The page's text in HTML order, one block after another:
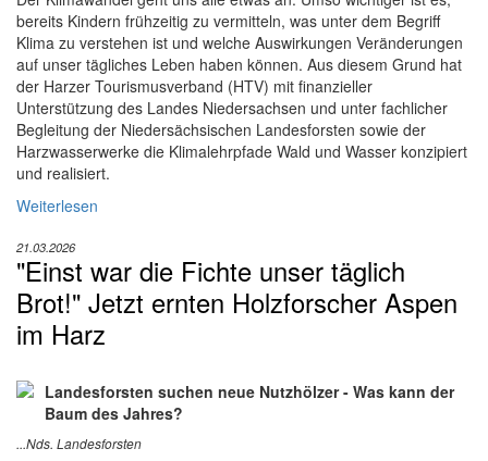
bereits Kindern frühzeitig zu vermitteln, was unter dem Begriff
Klima zu verstehen ist und welche Auswirkungen Veränderungen
auf unser tägliches Leben haben können. Aus diesem Grund hat
der Harzer Tourismusverband (HTV) mit finanzieller
Unterstützung des Landes Niedersachsen und unter fachlicher
Begleitung der Niedersächsischen Landesforsten sowie der
Harzwasserwerke die Klimalehrpfade Wald und Wasser konzipiert
und realisiert.
Weiterlesen
21.03.2026
"Einst war die Fichte unser täglich
Brot!" Jetzt ernten Holzforscher Aspen
im Harz
Landesforsten suchen neue Nutzhölzer - Was kann der
Baum des Jahres?
...Nds. Landesforsten